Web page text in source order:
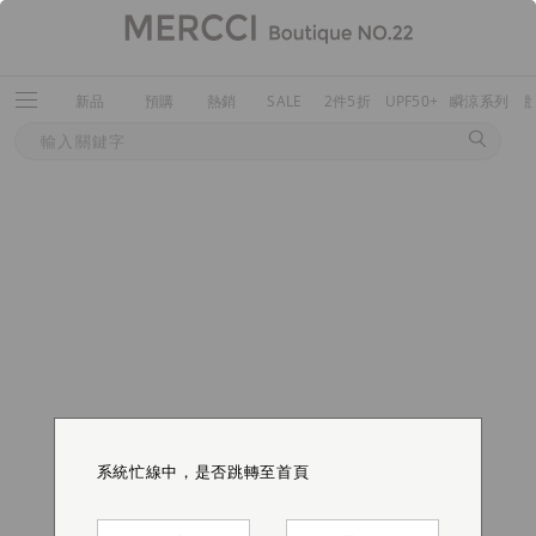
新品 預購 熱銷 SALE 2件5折 UPF50+ 瞬涼系列
系統忙線中，是否跳轉至首頁
系統忙線中，是否跳轉至首頁
系統忙線中，是否跳轉至首頁
系統忙線中，是否跳轉至首頁
系統忙線中，是否跳轉至首頁